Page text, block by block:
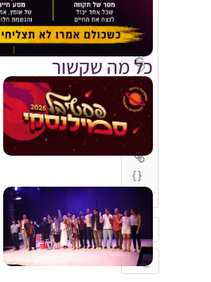
{}
שם
כל מה שקשור